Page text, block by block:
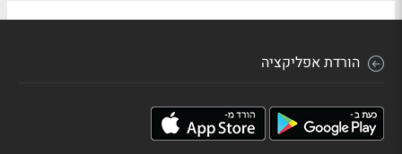
הורדת אפליקציה